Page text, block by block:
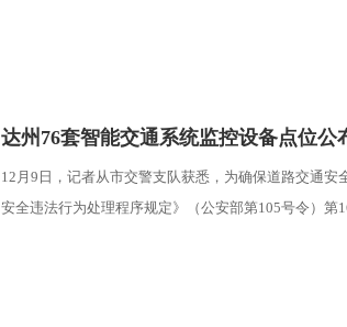
达州76套智能交通系统监控设备点位公
12月9日，记者从市交警支队获悉，为确保道路交通安
安全违法行为处理程序规定》（公安部第105号令）第